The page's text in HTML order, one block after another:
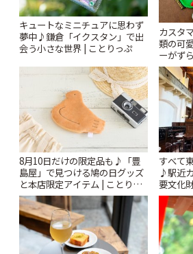
キュートなミニチュアに思わず
夢中♪鎌倉「イクスタン」で出
会う小さな世界 | ことりっぷ
カスタ
類の可
ーがず
「
ぷ
8月10日だけの限定品も♪「豊
島屋」で見つける鳩の日グッズ
と本店限定アイテム | ことりっ
ぷ
すべて
♪駅近
要文化
札すぐ
りっぷ